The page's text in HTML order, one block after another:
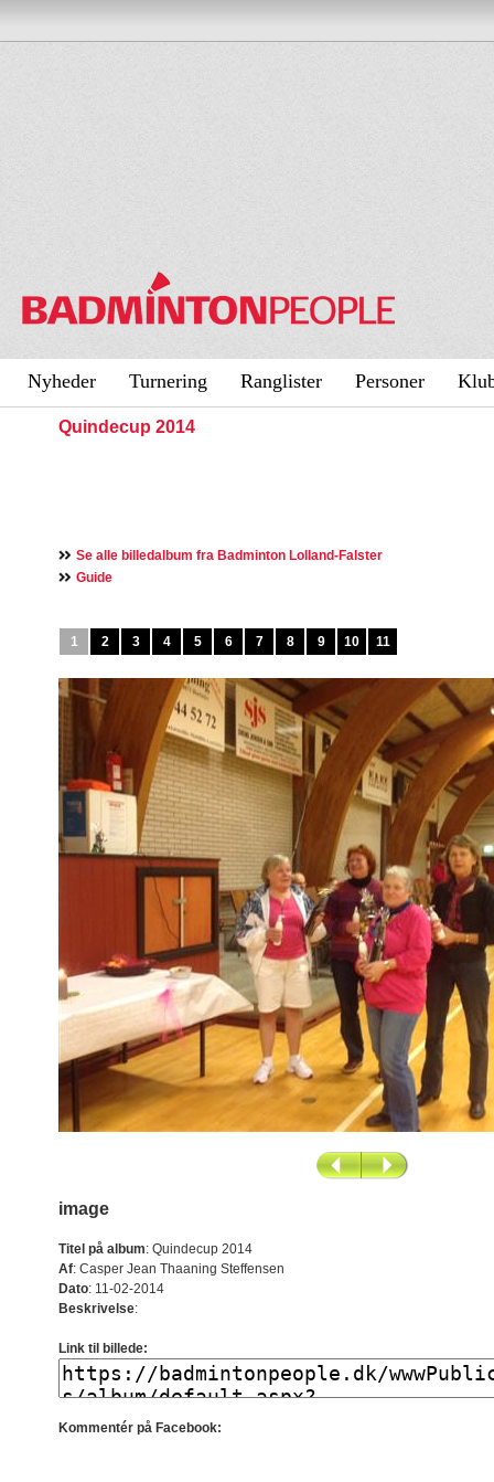
Nyheder Turnering Ranglister Personer
Quindecup 2014
Se alle billedalbum fra Badminton Lolland-Falster
Guide
1 2 3 4 5 6 7 8 9 10 11
image
Titel på album: Quindecup 2014
Af: Casper Jean Thaaning Steffensen
Dato: 11-02-2014
Beskrivelse:
Link til billede:
Kommentér på Facebook: